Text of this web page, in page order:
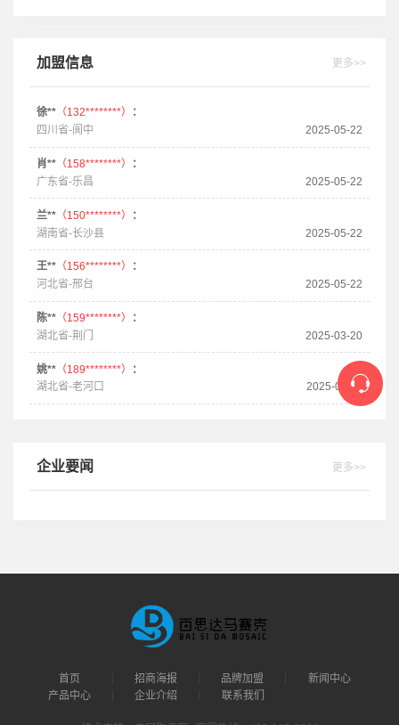
加盟信息 更多>>
徐**（132********）
：
四川省-阆中
2025-05-22
肖**（158********）
：
广东省-乐昌
2025-05-22
兰**（150********）
：
湖南省-长沙县
2025-05-22
王**（156********）
：
河北省-邢台
2025-05-22
陈**（159********）
：
湖北省-荆门
2025-03-20
姚**（189********）
：
湖北省-老河口
2025-03-11
企业要闻 更多>>
首页 招商海报 品牌加盟
新闻中心
产品中心
企业介绍 联系我们